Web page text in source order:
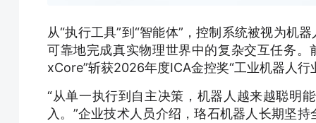
从“执行工具”到“智能体”，控制系统被视为机
可靠地完成真实物理世界中的复杂交互任务
xCore”斩获2026年度ICA金控奖“工业机器人行
“从单一执行到自主决策，机器人越来越聪明
入。”企业技术人员介绍，珞石机器人长期坚